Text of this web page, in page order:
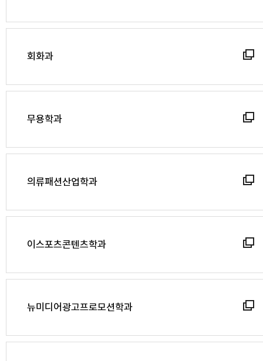
회화과
무용학과
의류패션산업학과
이스포츠콘텐츠학과
뉴미디어광고프로모션학과